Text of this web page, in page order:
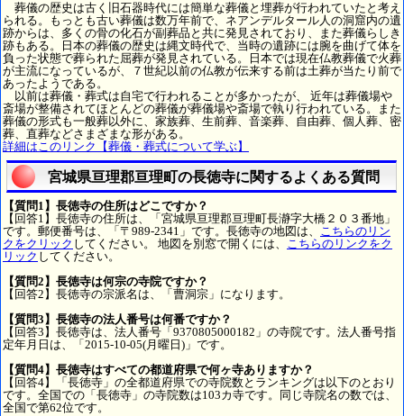
葬儀の歴史は古く旧石器時代には簡単な葬儀と埋葬が行われていたと考え
られる。もっとも古い葬儀は数万年前で、ネアンデルタール人の洞窟内の遺
跡からは、多くの骨の化石が副葬品と共に発見されており、また葬儀らしき
跡もある。日本の葬儀の歴史は縄文時代で、当時の遺跡には腕を曲げて体を
負った状態で葬られた屈葬が発見されている。日本では現在仏教葬儀で火葬
が主流になっているが、７世紀以前の仏教が伝来する前は土葬が当たり前で
あったようである。
以前は葬儀・葬式は自宅で行われることが多かったが、 近年は葬儀場や
斎場が整備されてほとんどの葬儀が葬儀場や斎場で執り行われている。また
葬儀の形式も一般葬以外に、家族葬、生前葬、音楽葬、自由葬、個人葬、密
葬、直葬などさまざまな形がある。
詳細はこのリンク【葬儀・葬式について学ぶ】
宮城県亘理郡亘理町の長徳寺に関するよくある質問
【質問1】長徳寺の住所はどこですか？
【回答1】長徳寺の住所は、「宮城県亘理郡亘理町長瀞字大橋２０３番地」
です。郵便番号は、「〒989-2341」です。長徳寺の地図は、 こちらのリン
クをクリック してください。 地図を別窓で開くには、 こちらのリンクをク
リック してください。
【質問2】長徳寺は何宗の寺院ですか？
【回答2】長徳寺の宗派名は、「曹洞宗」になります。
【質問3】長徳寺の法人番号は何番ですか？
【回答3】長徳寺は、法人番号「9370805000182」の寺院です。法人番号指
定年月日は、「2015-10-05(月曜日)」です。
【質問4】長徳寺はすべての都道府県で何ヶ寺ありますか？
【回答4】「長徳寺」の全都道府県での寺院数とランキングは以下のとおり
です。全国での「長徳寺」の寺院数は103カ寺です。同じ寺院名の数では、
全国で第62位です。